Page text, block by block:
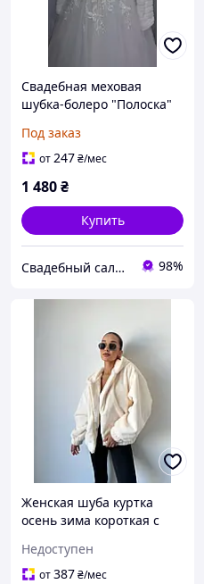
Свадебная меховая
шубка-болеро "Полоска"
Под заказ
от247₴/мес
1 480₴
Купить
Свадебный салон "ПРИНЦЕССА" 98%
Женская шуба куртка
осень зима короткая с
трендовая айвори
Недоступен
от387₴/мес